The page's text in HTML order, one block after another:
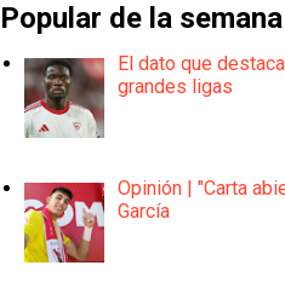
Popular de la semana
El dato que
grandes ligas
Opinión | "Carta
García